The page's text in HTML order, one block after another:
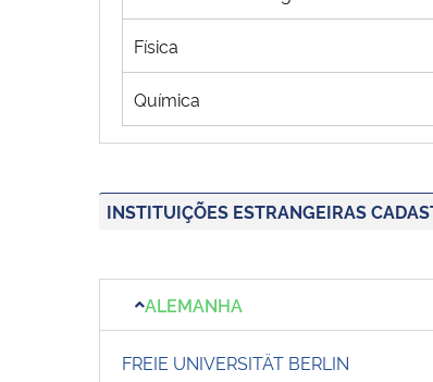
Física
Química
INSTITUIÇÕES ESTRANGEIRAS
ALEMANHA
FREIE UNIVERSITÄT BERLIN